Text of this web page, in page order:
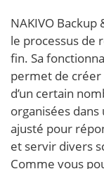
NAKIVO
le processus de
fin. Sa
permet de
d’un certain
organisées
ajusté pour
et servir divers
Comme vous